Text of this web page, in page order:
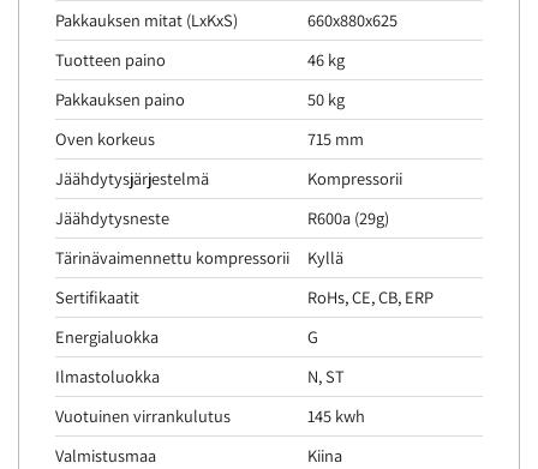
Pakkauksen mitat (LxKxS)
660x880x625
Tuotteen paino
46 kg
Pakkauksen paino
50 kg
Oven korkeus
715 mm
Jäähdytysjärjestelmä
Kompressorii
Jäähdytysneste
R600a (29g)
Tärinävaimennettu kompressorii
Kyllä
Sertifikaatit
RoHs, CE, CB, ERP
Energialuokka
G
Ilmastoluokka
N, ST
Vuotuinen virrankulutus
145 kwh
Valmistusmaa
Kiina